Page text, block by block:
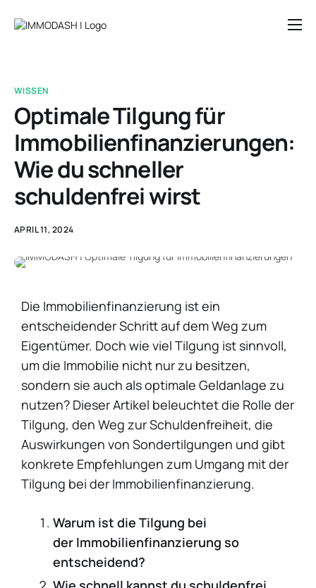
Rechner & Tools
Über uns
WISSEN
Optimale Tilgung für
Immobilienfinanzierungen:
Wie du schneller
schuldenfrei wirst
APRIL 11, 2024
Die Immobilienfinanzierung ist ein
entscheidender Schritt auf dem Weg zum
Eigentümer. Doch wie viel Tilgung ist sinnvoll,
um die Immobilie nicht nur zu besitzen,
sondern sie auch als optimale Geldanlage zu
nutzen? Dieser Artikel beleuchtet die Rolle der
Tilgung, den Weg zur Schuldenfreiheit, die
Auswirkungen von Sondertilgungen und gibt
konkrete Empfehlungen zum Umgang mit der
Tilgung bei der Immobilienfinanzierung.
Warum ist die Tilgung bei
der Immobilienfinanzierung so
entscheidend?